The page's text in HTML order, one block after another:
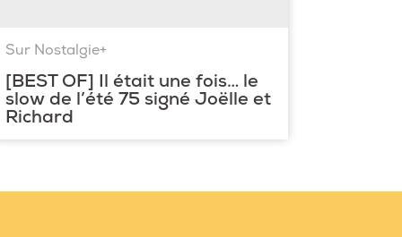
Sur Nostalgie+
[BEST OF] Il était une fois… le
slow de l’été 75 signé Joëlle et
Richard